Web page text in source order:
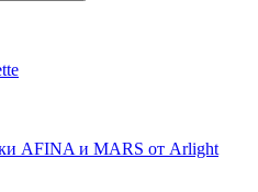
AFINA и MARS от Arlight